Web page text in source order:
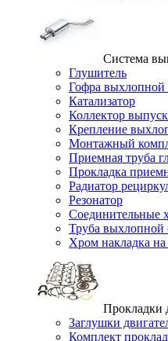
Система
Глушитель
Гофра выхлопной
Катализатор
Коллектор
Крепление
Монтажный
Приемная труба
Прокладка
Радиатор
Резонатор
Соединительные
Труба выхлопной
Хром накладка
Прокладки
Заглушки
Комплект